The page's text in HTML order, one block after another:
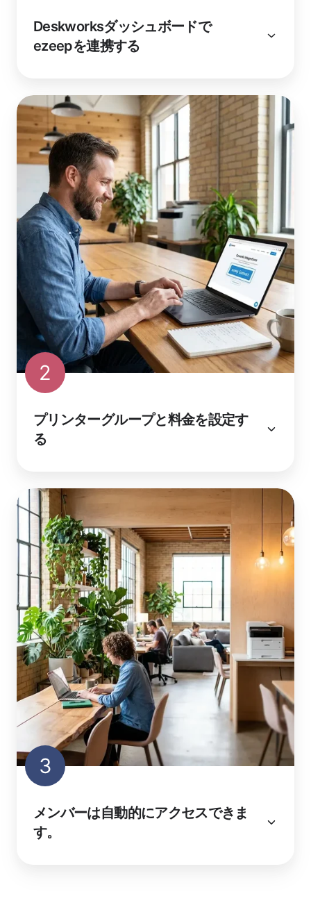
Deskworksダッシュボードで
ezeepを連携する
2
プリンターグループと料金を設定す
る
3
メンバーは自動的にアクセスできま
す。